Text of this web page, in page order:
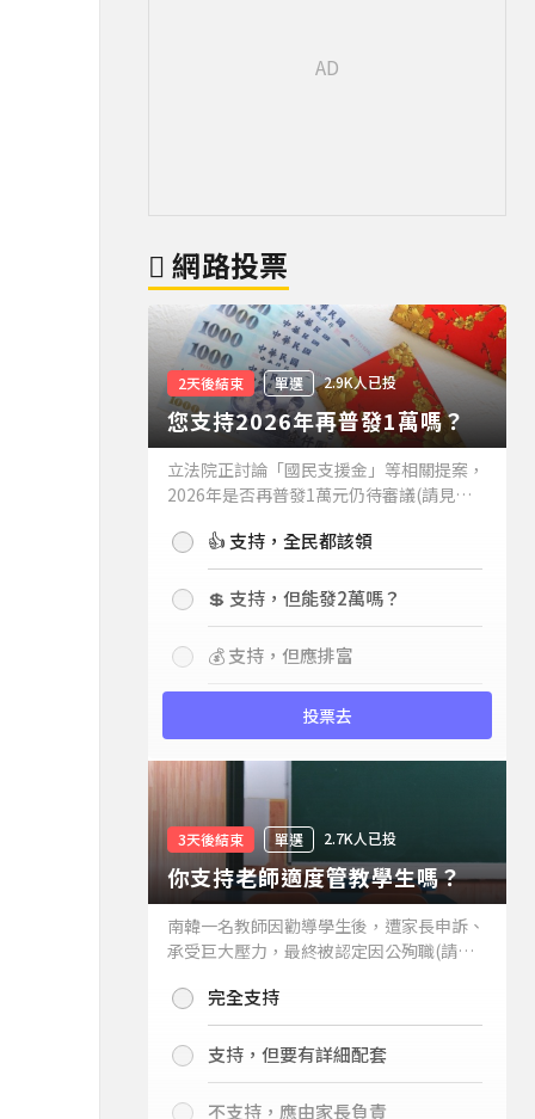
網路投票
2天後結束 單選 2.9K人已投
您支持2026年再普發1萬嗎？
立法院正討論「國民支援金」等相關提案，
2026年是否再普發1萬元仍待審議(請見下
持嗎？👍 支持，全民都該領
💲 支持，但能發2萬嗎？
💰 支持，但應排富
投票去
3天後結束 單選 2.7K人已投
你支持老師適度管教學生嗎？
南韓一名教師因勸導學生後，遭家長申訴、
承受巨大壓力，最終被認定因公殉職(請見
你支持老師適度管教學生嗎？
完全支持
支持，但要有詳細配套
不支持，應由家長負責